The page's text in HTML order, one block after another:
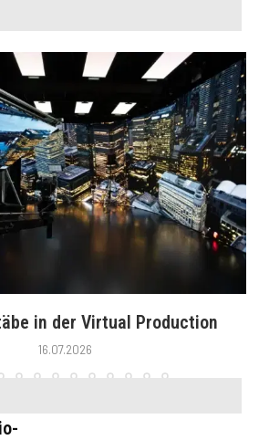
in der Virtual Production
16.07.2026